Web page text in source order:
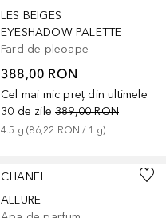
LES BEIGES
EYESHADOW PALETTE
Fard de pleoape
388,00 RON
Cel mai mic preț din ultimele
30 de zile 389,00 RON
4.5 g (86,22 RON / 1 g)
CHANEL
ALLURE